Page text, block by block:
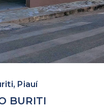
Piauí
BURITI